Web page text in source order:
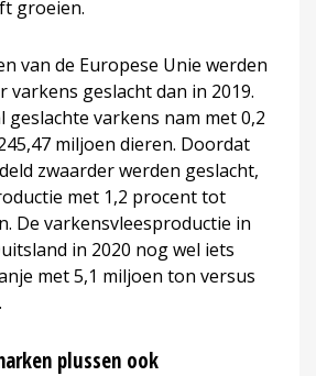
groeien.
van de Europese Unie werden
varkens geslacht dan in 2019.
geslachte varkens nam met 0,2
miljoen dieren. Doordat
zwaarder werden geslacht,
met 1,2 procent tot
De varkensvleesproductie in
in 2020 nog wel iets
met 5,1 miljoen ton versus
plussen ook